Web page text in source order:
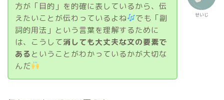
せいじ
方が「目的」を的確に表しているから、伝
えたいことが伝わっているよね
でも「副
詞的用法」という言葉を理解するために
は、こうして消しても大丈夫な文の要素で
あるということがわかっているかが大切な
んだ